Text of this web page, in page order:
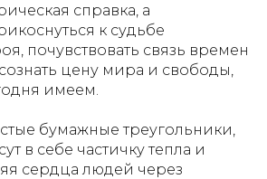
справка, а
к судьбе
почувствовать связь времен
цену мира и свободы,
имеем.
бумажные треугольники,
в себе частичку тепла и
сердца людей через